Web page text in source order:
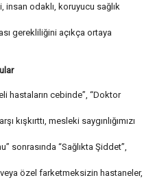
insan odaklı, koruyucu sağlık
gerekliliğini açıkça ortaya
hastaların cebinde”, “Doktor
kışkırttı, mesleki saygınlığımızı
sonrasında “Sağlıkta Şiddet”,
veya özel farketmeksizin hastaneler,